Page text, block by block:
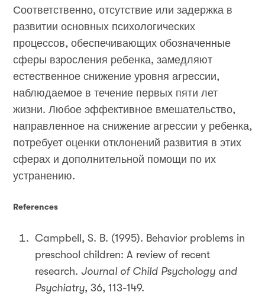
Соответственно, отсутствие или задержка в
развитии основных психологических
процессов, обеспечивающих обозначенные
сферы взросления ребенка, замедляют
естественное снижение уровня агрессии,
наблюдаемое в течение первых пяти лет
жизни. Любое эффективное вмешательство,
направленное на снижение агрессии у ребенка,
потребует оценки отклонений развития в этих
сферах и дополнительной помощи по их
устранению.
References
Campbell, S. B. (1995). Behavior problems in
preschool children: A review of recent
research. Journal of Child Psychology and
Psychiatry, 36, 113-149.